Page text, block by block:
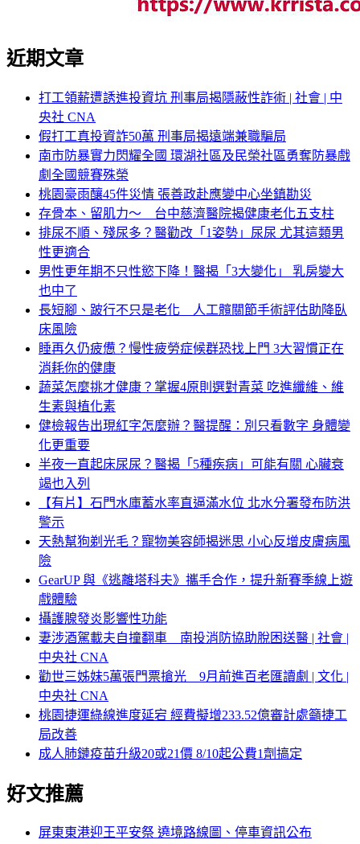
近期文章
打工領薪遭誘進投資坑 刑事局揭隱蔽性詐術 | 社會 | 中
央社 CNA
假打工真投資詐50萬 刑事局揭遠端兼職騙局
南市防暴實力閃耀全國 環湖社區及民榮社區勇奪防暴戲
劇全國競賽殊榮
桃園豪雨釀45件災情 張善政赴應變中心坐鎮勘災
存骨本、留肌力～ 台中慈濟醫院揭健康老化五支柱
排尿不順、殘尿多？醫勸改「1姿勢」尿尿 尤其這類男
性更適合
男性更年期不只性慾下降！醫揭「3大變化」 乳房變大
也中了
長短腳、跛行不只是老化 人工髖關節手術評估助降臥
床風險
睡再久仍疲憊？慢性疲勞症候群恐找上門 3大習慣正在
消耗你的健康
蔬菜怎麼挑才健康？掌握4原則選對青菜 吃進纖維、維
生素與植化素
健檢報告出現紅字怎麼辦？醫提醒：別只看數字 身體變
化更重要
半夜一直起床尿尿？醫揭「5種疾病」可能有關 心臟衰
竭也入列
【有片】石門水庫蓄水率直逼滿水位 北水分署發布防洪
警示
天熱幫狗剃光毛？寵物美容師揭迷思 小心反增皮膚病風
險
GearUP 與《逃離塔科夫》攜手合作，提升新賽季線上遊
戲體驗
攝護腺發炎影響性功能
妻涉酒駕載夫自撞翻車 南投消防協助脫困送醫 | 社會 |
中央社 CNA
勸世三姊妹5萬張門票搶光 9月前進百老匯讀劇 | 文化 |
中央社 CNA
桃園捷運綠線進度延宕 經費擬增233.52億審計處籲捷工
局改善
成人肺鏈疫苗升級20或21價 8/10起公費1劑搞定
好文推薦
屏東東港迎王平安祭 遶境路線圖、停車資訊公布